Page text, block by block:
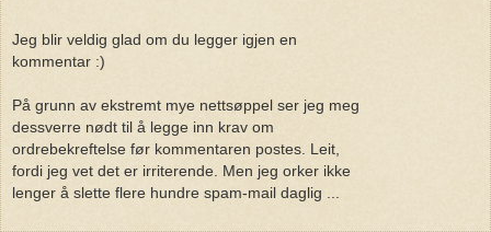
Jeg blir veldig glad om du legger igjen en
kommentar :)
På grunn av ekstremt mye nettsøppel ser jeg meg
dessverre nødt til å legge inn krav om
ordrebekreftelse før kommentaren postes. Leit,
fordi jeg vet det er irriterende. Men jeg orker ikke
lenger å slette flere hundre spam-mail daglig ...